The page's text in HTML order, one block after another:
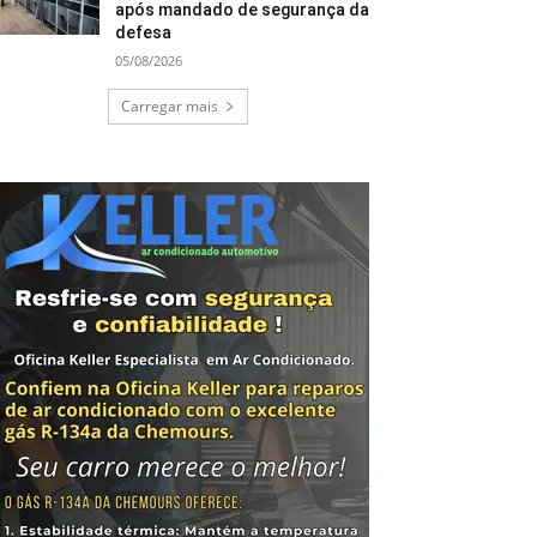
após mandado de segurança da
defesa
05/08/2026
Carregar mais